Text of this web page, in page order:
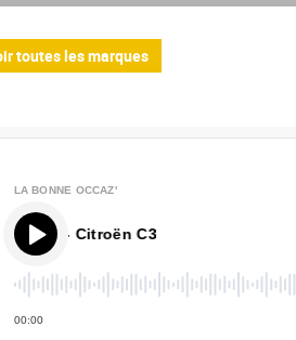
toutes les marques
LA BONNE OCCAZ'
- Citroën C3
00:00